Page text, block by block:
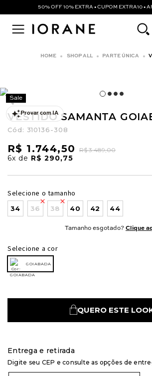
50% OFF 10% EXTRA • CUPOM EXTRA10 •
SHOP ALL PARTE ÚNICA
Provar com IA
Sale
VESTIDO SAMANTA
Cód: 310136-308
R$ 1.744,50 R$ 3.489,00
6x de R$ 290,75
Selecione o tamanho
34 36 38 40 42 44
Tamanho esgotado? Clique
Selecione a cor
GOIABADA
QUERO ESTE
Entrega e retirada
Digite seu CEP e consulte as opções de